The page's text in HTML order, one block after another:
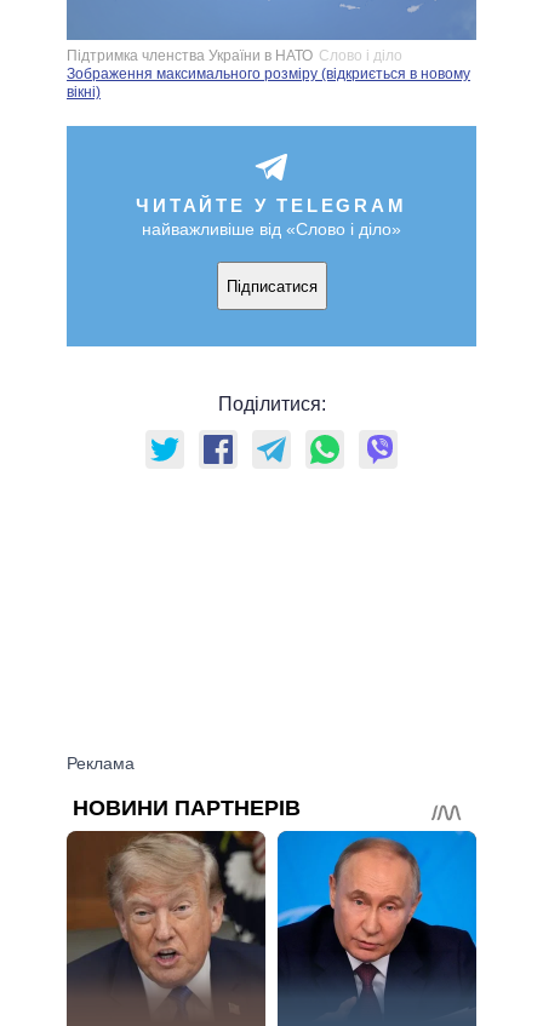
Підтримка членства України в НАТО Слово і діло
Зображення максимального розміру (відкриється в новому
вікні)
ЧИТАЙТЕ У TELEGRAM
найважливіше від «Слово і діло»
Підписатися
Поділитися: